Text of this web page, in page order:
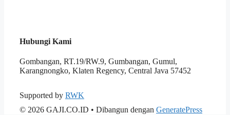
Hubungi Kami
Gombangan, RT.19/RW.9, Gumbangan, Gumul,
Karangnongko, Klaten Regency, Central Java 57452
Supported by RWK
© 2026 GAJI.CO.ID • Dibangun dengan GeneratePress